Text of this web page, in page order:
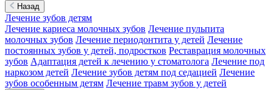
Назад
Лечение зубов детям
Лечение кариеса молочных зубов Лечение пульпита
молочных зубов Лечение периодонтита у детей Лечение
постоянных зубов у детей, подростков Реставрация молочных
зубов Адаптация детей к лечению у стоматолога Лечение под
наркозом детей Лечение зубов детям под седацией Лечение
зубов особенным детям Лечение травм зубов у детей